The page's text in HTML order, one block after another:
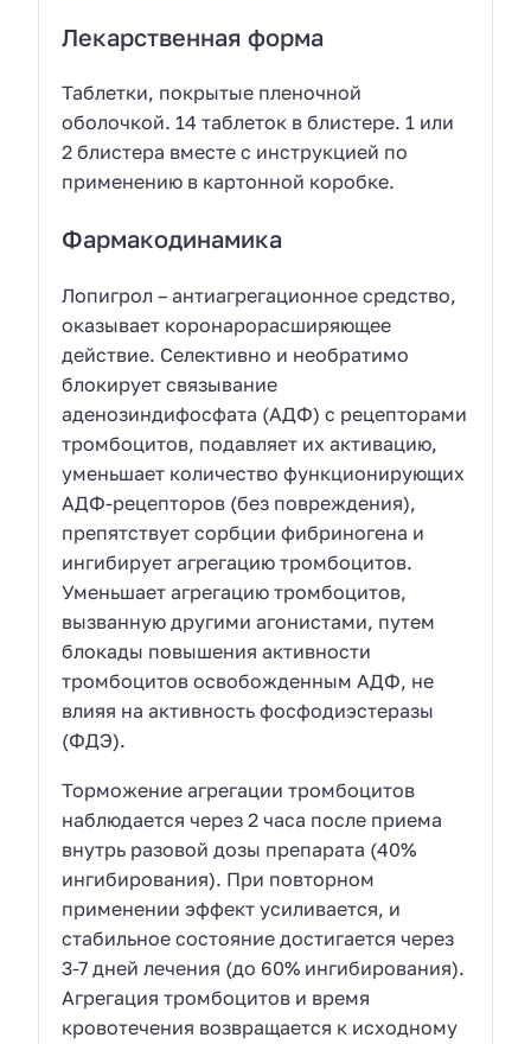
Лекарственная форма
Таблетки, покрытые пленочной
оболочкой. 14 таблеток в блистере. 1 или
2 блистера вместе с инструкцией по
применению в картонной коробке.
Фармакодинамика
Лопигрол – антиагрегационное средство,
оказывает коронарорасширяющее
действие. Селективно и необратимо
блокирует связывание
аденозиндифосфата (АДФ) с рецепторами
тромбоцитов, подавляет их активацию,
уменьшает количество функционирующих
АДФ-рецепторов (без повреждения),
препятствует сорбции фибриногена и
ингибирует агрегацию тромбоцитов.
Уменьшает агрегацию тромбоцитов,
вызванную другими агонистами, путем
блокады повышения активности
тромбоцитов освобожденным АДФ, не
влияя на активность фосфодиэстеразы
(ФДЭ).
Торможение агрегации тромбоцитов
наблюдается через 2 часа после приема
внутрь разовой дозы препарата (40%
ингибирования). При повторном
применении эффект усиливается, и
стабильное состояние достигается через
3-7 дней лечения (до 60% ингибирования).
Агрегация тромбоцитов и время
кровотечения возвращается к исходному